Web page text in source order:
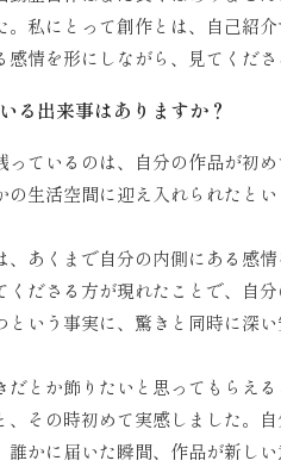
。私にとって創作とは、自己紹
感情を形にしながら、見てくだ
る出来事はありますか？
っているのは、自分の作品が初
の生活空間に迎え入れられたと
、あくまで自分の内側にある感
くださる方が現れたことで、自
という事実に、驚きと同時に深い
だとか飾りたいと思ってもらえ
、その時初めて実感しました。
誰かに届いた瞬間、作品が新し